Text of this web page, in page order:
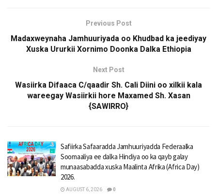
Previous Post
Madaxweynaha Jamhuuriyada oo Khudbad ka jeediyay
Xuska Ururkii Xornimo Doonka Dalka Ethiopia
Next Post
Wasiirka Difaaca C/qaadir Sh. Cali Diini oo xilkii kala
wareegay Wasiirkii hore Maxamed Sh. Xasan
{SAWIRRO}
Safiirka Safaaradda Jamhuuriyadda Federaalka
Soomaaliya ee dalka Hindiya oo ka qayb galay
munaasabadda xuska Maalinta Afrika (Africa Day)
2026.
AUGUST 6, 2026 0